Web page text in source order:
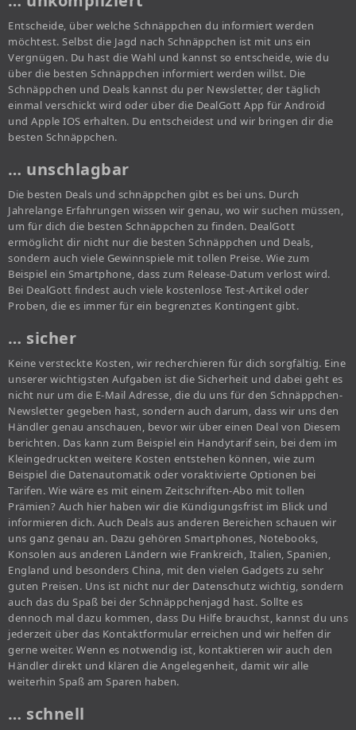
Entscheide, über welche Schnäppchen du informiert werden
möchtest. Selbst die Jagd nach Schnäppchen ist mit uns ein
Vergnügen. Du hast die Wahl und kannst so entscheide, wie du
über die besten Schnäppchen informiert werden willst. Die
Schnäppchen und Deals kannst du per Newsletter, der täglich
einmal verschickt wird oder über die DealGott App für Android
und Apple IOS erhalten. Du entscheidest und wir bringen dir die
besten Schnäppchen.
… unschlagbar
Die besten Deals und schnäppchen gibt es bei uns. Durch
Jahrelange Erfahrungen wissen wir genau, wo wir suchen müssen,
um für dich die besten Schnäppchen zu finden. DealGott
ermöglicht dir nicht nur die besten Schnäppchen und Deals,
sondern auch viele Gewinnspiele mit tollen Preise. Wie zum
Beispiel ein Smartphone, dass zum Release-Datum verlost wird.
Bei DealGott findest auch viele kostenlose Test-Artikel oder
Proben, die es immer für ein begrenztes Kontingent gibt.
… sicher
Keine versteckte Kosten, wir recherchieren für dich sorgfältig. Eine
unserer wichtigsten Aufgaben ist die Sicherheit und dabei geht es
nicht nur um die E-Mail Adresse, die du uns für den Schnäppchen-
Newsletter gegeben hast, sondern auch darum, dass wir uns den
Händler genau anschauen, bevor wir über einen Deal von Diesem
berichten. Das kann zum Beispiel ein Handytarif sein, bei dem im
Kleingedruckten weitere Kosten entstehen können, wie zum
Beispiel die Datenautomatik oder voraktivierte Optionen bei
Tarifen. Wie wäre es mit einem Zeitschriften-Abo mit tollen
Prämien? Auch hier haben wir die Kündigungsfrist im Blick und
informieren dich. Auch Deals aus anderen Bereichen schauen wir
uns ganz genau an. Dazu gehören Smartphones, Notebooks,
Konsolen aus anderen Ländern wie Frankreich, Italien, Spanien,
England und besonders China, mit den vielen Gadgets zu sehr
guten Preisen. Uns ist nicht nur der Datenschutz wichtig, sondern
auch das du Spaß bei der Schnäppchenjagd hast. Sollte es
dennoch mal dazu kommen, dass Du Hilfe brauchst, kannst du uns
jederzeit über das Kontaktformular erreichen und wir helfen dir
gerne weiter. Wenn es notwendig ist, kontaktieren wir auch den
Händler direkt und klären die Angelegenheit, damit wir alle
weiterhin Spaß am Sparen haben.
… schnell